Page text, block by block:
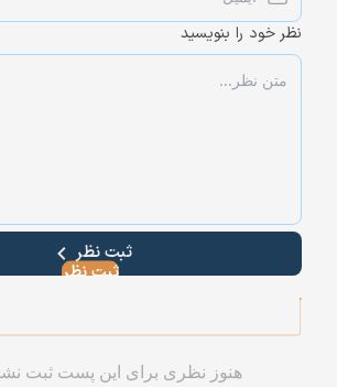
هنوز نظری برای این پست ثبت
نظر خود را بنویسید
ثبت نظر